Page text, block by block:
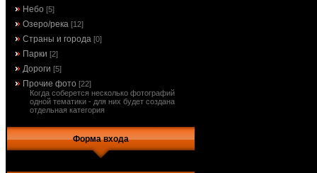
Небо [5]
Озеро/река [12]
Страны и города [0]
Парки [2]
Дороги [5]
Прочие фото [22]
Когда соберется несколько фотографий
одной тематики - для них будет создана
отдельная категория
Форма входа